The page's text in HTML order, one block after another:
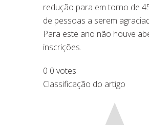
redução para em torno de
de pessoas a serem
Para este ano não houve
inscrições.
0 0 votes
Classificação do artigo